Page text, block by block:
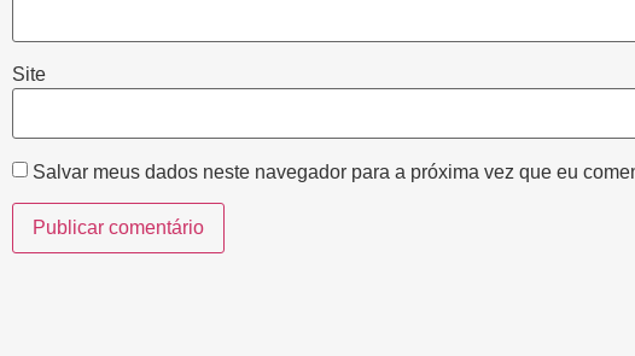
Site
Salvar meus dados neste navegador para a próxima vez que eu